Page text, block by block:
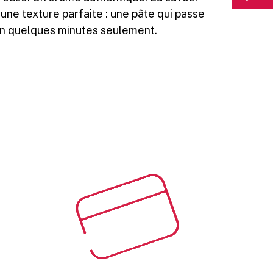
texture parfaite : une pâte qui passe
quelques minutes seulement.